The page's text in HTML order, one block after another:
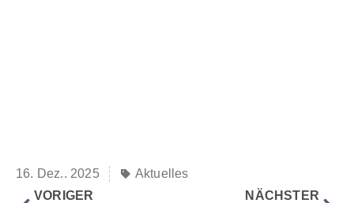
16. Dez.. 2025
Aktuelles
VORIGER
NÄCHSTER